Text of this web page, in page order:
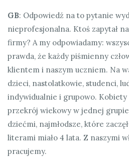
GB: Odpowiedź na to pytanie
nieprofesjonalna. Ktoś zapytał
firmy? A my odpowiadamy:
prawda, że każdy piśmienny
klientem i naszym uczniem. Na
dzieci, nastolatkowie, studenci,
indywidualnie i grupowo. Kobiety
przekrój wiekowy w jednej
dziećmi, najmłodsze, które
literami miało 4 lata. Z naszymi
pracujemy.